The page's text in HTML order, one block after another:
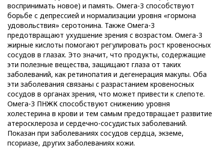
воспринимать новое) и память. Омега-3 способствуют
борьбе с депрессией и нормализации уровня «гормона
удовольствия» серотонина. Также Омега-3
предотвращают ухудшение зрения с возрастом. Омега-3
жирные кислоты помогают регулировать рост кровеносных
сосудов в глазах. Это значит, что продукты, содержащие
эти полезные вещества, защищают глаза от таких
заболеваний, как ретинопатия и дегенерация макулы. Оба
эти заболевания связаны с разрастанием кровеносных
сосудов в органах зрения, что может привести к слепоте.
Омега-3 ПНЖК способствуют снижению уровня
холестерина в крови и тем самым предотвращает развитие
атеросклероза и сердечно-сосудистых заболеваний.
Показан при заболеваниях сосудов сердца, экземе,
псориазе, других заболеваниях кожи.